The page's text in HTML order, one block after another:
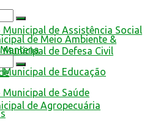
Municipal de Assistência Social
Municipal de Defesa Civil
Municipal de Educação
Municipal de Saúde
de Meio Ambiente &
de Agropecuária